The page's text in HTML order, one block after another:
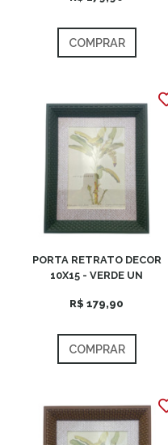
COMPRAR
PORTA RETRATO DECOR
10X15 - VERDE UN
R$ 179,90
COMPRAR